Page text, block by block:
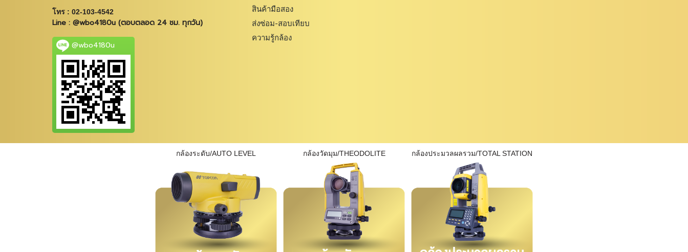
โทร : 02-103-4542
Line : @wbo4180u (ตอบตลอด 24 ชม. ทุกวัน)
@wbo4180u
สินค้ามือสอง
ส่งซ่อม-สอบเทียบ
ความรู้กล้อง
กล้องระดับ/AUTO LEVEL กล้องวัดมุม/THEODOLITE กล้องประมวลผลรวม/TOTAL STATION